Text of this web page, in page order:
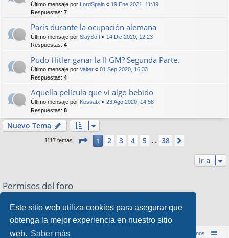
Este sitio web utiliza cookies para asegurar que
obtenga la mejor experiencia en nuestro sitio
web. Saber más
Último mensaje por LordSpain « 19 Ene 2021, 11:39
Respuestas: 7
París durante la ocupación alemana
Último mensaje por SlaySoft « 14 Dic 2020, 12:23
Respuestas: 4
Pudo Hitler ganar la II GM? Segunda Parte.
Último mensaje por Valter « 01 Sep 2020, 16:33
Respuestas: 4
Aquella película que vi algo bebido
Último mensaje por Kossatx « 23 Ago 2020, 14:58
Respuestas: 8
Nuevo Tema
1117 temas Página de 38
1 2 3 4 5 38
Ir a
Permisos del foro
No puede responder a temas en este Foro
No puede editar sus mensajes en este Foro
No puedeborrar sus mensajes en este Foro
Inicio (Web) Foro Punta de Lanza Wargames Contáctenos